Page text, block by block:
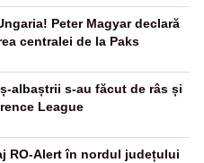
Peter Magyar declară
centralei de la Paks
albaștrii s-au făcut de râs și
League
RO-Alert în nordul județului